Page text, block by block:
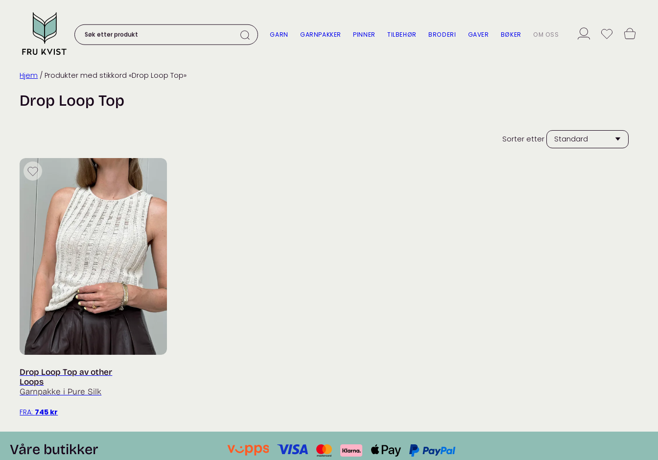
content
etter
produkt:
GARN GARNPAKKER PINNER TILBEHØR BRODERI GAVER BØKER OM OSS
Hjem / Produkter med stikkord «Drop Loop Top»
Drop Loop Top
Sorter etter
Drop Loop Top av other
Loops
Garnpakke i Pure Silk
FRA: 745 kr
Våre butikker